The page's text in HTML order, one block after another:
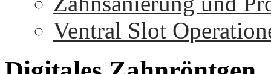
Ventral Slot